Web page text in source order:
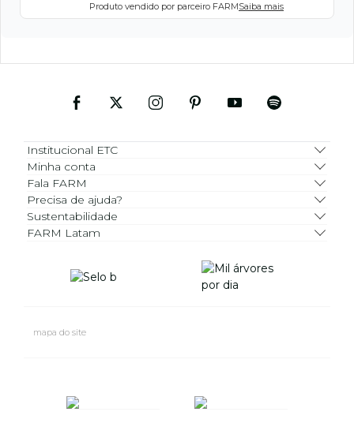
Produto vendido por parceiro FARMSaiba mais
Institucional ETC
Minha conta
Fala FARM
Precisa de ajuda?
Sustentabilidade
FARM Latam
mapa do site